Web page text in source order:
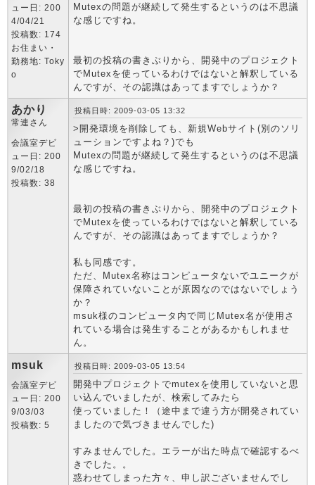
ュー日: 200
4/04/21
投稿数: 174
お住まい・
勤務地: Toky
o
Mutexの問題が継続して発生するというのは不思議
な感じですね。
最初の投稿の書きぶりから、開発中のプロジェクト
でMutexを使っているわけではないと解釈している
んですが、その認識はあってますでしょうか？
あかり
常連さん
会議室デビ
ュー日: 200
9/02/18
投稿数: 38
投稿日時: 2009-03-05 13:32
>開発環境を削除しても、新規Webサイト(別のソリ
ューションですよね？)でも
Mutexの問題が継続して発生するというのは不思議
な感じですね。
最初の投稿の書きぶりから、開発中のプロジェクト
でMutexを使っているわけではないと解釈している
んですが、その認識はあってますでしょうか？
私も同感です。
ただ、Mutex名称はコンピュータないでユニークが
保障されていないことが原因なのではないでしょう
か？
msuk様のコンピュータ内で同じMutex名が使用さ
れている場合は発生することがあるかもしれませ
ん。
msuk
会議室デビ
ュー日: 200
9/03/03
投稿数: 5
投稿日時: 2009-03-05 13:54
開発中プロジェクトでmutexを使用していないと思
い込んでいましたが、検索してみたら
使っていました！（途中まで違う方が開発されてい
ましたので気づきませんでした)
すみませんでした。エラーが出た時点で確認するべ
きでした。。
惑わせてしまった方々、申し訳ございませんでし